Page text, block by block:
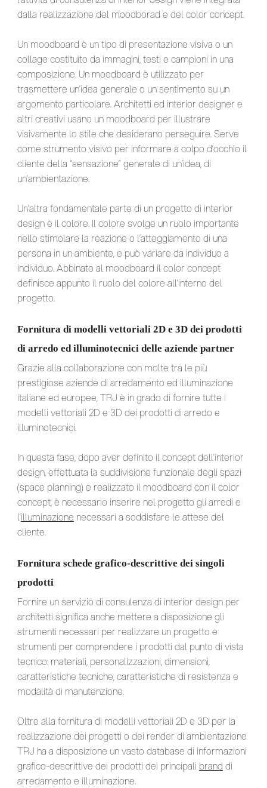
dalla realizzazione del moodborad e del color concept.
Un moodboard è un tipo di presentazione visiva o un
collage costituito da immagini, testi e campioni in una
composizione. Un moodboard è utilizzato per
trasmettere un’idea generale o un sentimento su un
argomento particolare. Architetti ed interior designer e
altri creativi usano un moodboard per illustrare
visivamente lo stile che desiderano perseguire. Serve
come strumento visivo per informare a colpo d’occhio il
cliente della “sensazione” generale di un’idea, di
un’ambientazione.
Un’altra fondamentale parte di un progetto di interior
design è il colore. Il colore svolge un ruolo importante
nello stimolare la reazione o l’atteggiamento di una
persona in un ambiente, e può variare da individuo a
individuo. Abbinato al moodboard il color concept
definisce appunto il ruolo del colore all’interno del
progetto.
Fornitura di modelli vettoriali 2D e 3D dei prodotti
di arredo ed illuminotecnici delle aziende partner
Grazie alla collaborazione con molte tra le più
prestigiose aziende di arredamento ed illuminazione
italiane ed europee, TRJ è in grado di fornire tutte i
modelli vettoriali 2D e 3D dei prodotti di arredo e
illuminotecnici.
In questa fase, dopo aver definito il concept dell’interior
design, effettuata la suddivisione funzionale degli spazi
(space planning) e realizzato il moodboard con il color
concept, è necessario inserire nel progetto gli arredi e
l’illuminazione necessari a soddisfare le attese del
cliente.
Fornitura schede grafico-descrittive dei singoli
prodotti
Fornire un servizio di consulenza di interior design per
architetti significa anche mettere a disposizione gli
strumenti necessari per realizzare un progetto e
strumenti per comprendere i prodotti dal punto di vista
tecnico: materiali, personalizzazioni, dimensioni,
caratteristiche tecniche, caratteristiche di resistenza e
modalità di manutenzione.
Oltre alla fornitura di modelli vettoriali 2D e 3D per la
realizzazione dei progetti o dei render di ambientazione
TRJ ha a disposizione un vasto database di informazioni
grafico-descrittive dei prodotti dei principali brand di
arredamento e illuminazione.